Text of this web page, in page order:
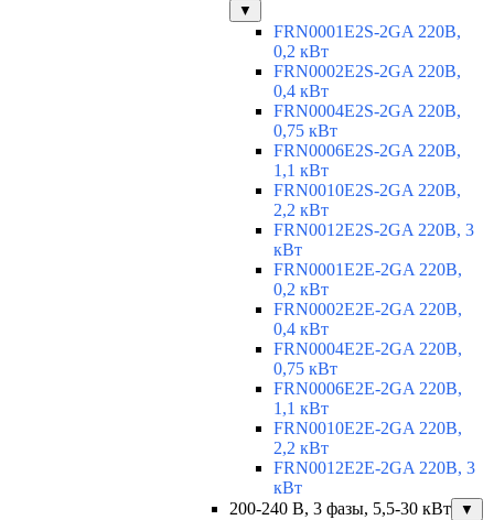
▼
FRN0001E2S-2GA 220В,
0,2 кВт
FRN0002E2S-2GA 220В,
0,4 кВт
FRN0004E2S-2GA 220В,
0,75 кВт
FRN0006E2S-2GA 220В,
1,1 кВт
FRN0010E2S-2GA 220В,
2,2 кВт
FRN0012E2S-2GA 220В, 3
кВт
FRN0001E2E-2GA 220В,
0,2 кВт
FRN0002E2E-2GA 220В,
0,4 кВт
FRN0004E2E-2GA 220В,
0,75 кВт
FRN0006E2E-2GA 220В,
1,1 кВт
FRN0010E2E-2GA 220В,
2,2 кВт
FRN0012E2E-2GA 220В, 3
кВт
200-240 В, 3 фазы, 5,5-30 кВт
▼